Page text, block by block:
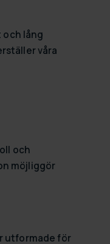
och lång
våra
och
möjliggör
utformade för